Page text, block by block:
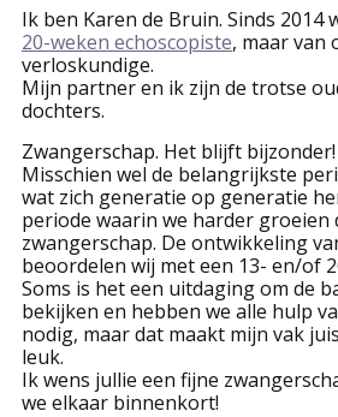
Ik ben Karen de Bruin. Sinds 2014
20-weken echoscopiste, maar van
verloskundige.
Mijn partner en ik zijn de trotse
dochters.
Zwangerschap. Het blijft bijzonder!
Misschien wel de belangrijkste
wat zich generatie op generatie
periode waarin we harder groeien
zwangerschap. De ontwikkeling
beoordelen wij met een 13- en/of
Soms is het een uitdaging om de
bekijken en hebben we alle hulp
nodig, maar dat maakt mijn vak
leuk.
Ik wens jullie een fijne
we elkaar binnenkort!